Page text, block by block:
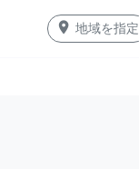
place 地域を指定